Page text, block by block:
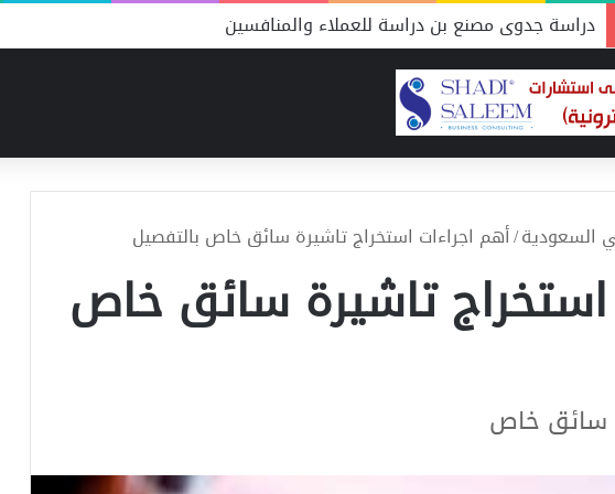
دراسة جدوى مصنع بن دراسة للعملاء والمنافسين
السعودية/أهم اجراءات استخراج تاشيرة سائق خاص بالتفصيل
استخراج تاشيرة سائق خاص
سائق خاص